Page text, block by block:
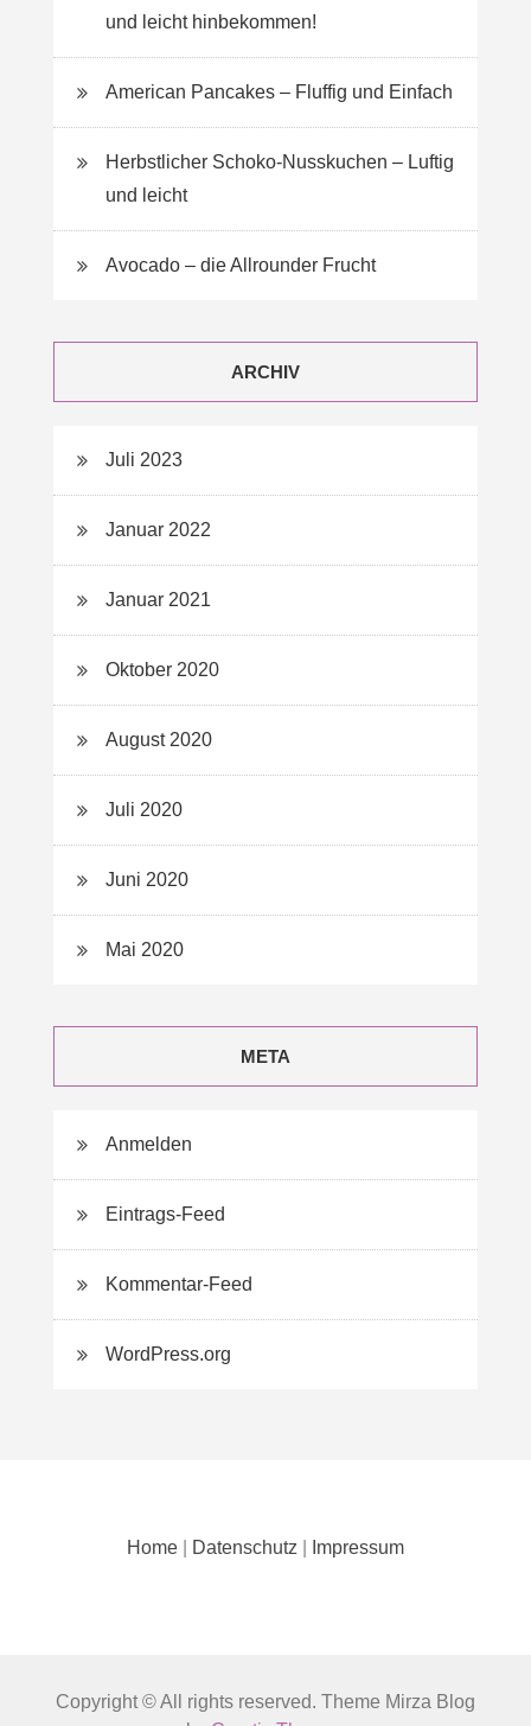
und leicht hinbekommen!
American Pancakes – Fluffig und Einfach
Herbstlicher Schoko-Nusskuchen – Luftig
und leicht
Avocado – die Allrounder Frucht
ARCHIV
Juli 2023
Januar 2022
Januar 2021
Oktober 2020
August 2020
Juli 2020
Juni 2020
Mai 2020
META
Anmelden
Eintrags-Feed
Kommentar-Feed
WordPress.org
Home| Datenschutz Impressum
Copyright © All rights reserved. Theme Mirza Blog